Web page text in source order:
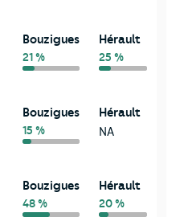
Bouzigues
21 %
Hérault
25 %
Bouzigues
15 %
Hérault
NA
Bouzigues
48 %
Hérault
20 %